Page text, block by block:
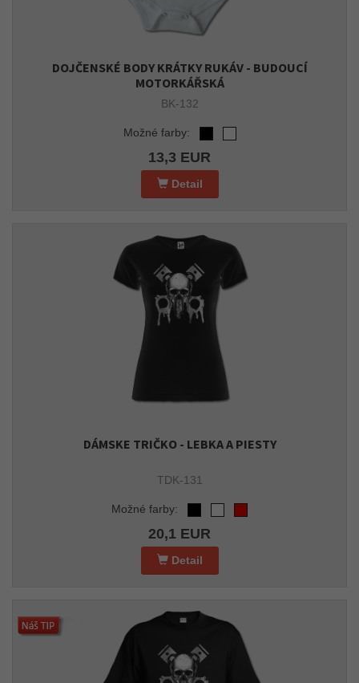
DOJČENSKÉ BODY KRÁTKY RUKÁV - BUDOUCÍ
MOTORKÁŘSKÁ
BK-132
Možné farby:
13,3 EUR
Detail
DÁMSKE TRIČKO - LEBKA A PIESTY
TDK-131
Možné farby:
20,1 EUR
Detail